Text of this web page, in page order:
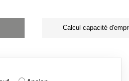
Calcul capacité